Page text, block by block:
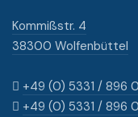
Kommißstr. 4
38300 Wolfenbüttel
+49 (0) 5331 / 896
+49 (0) 5331 / 896